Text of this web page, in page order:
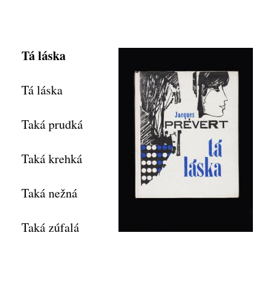
Tá láska
Tá láska
Taká prudká
Taká krehká
Taká nežná
Taká zúfalá